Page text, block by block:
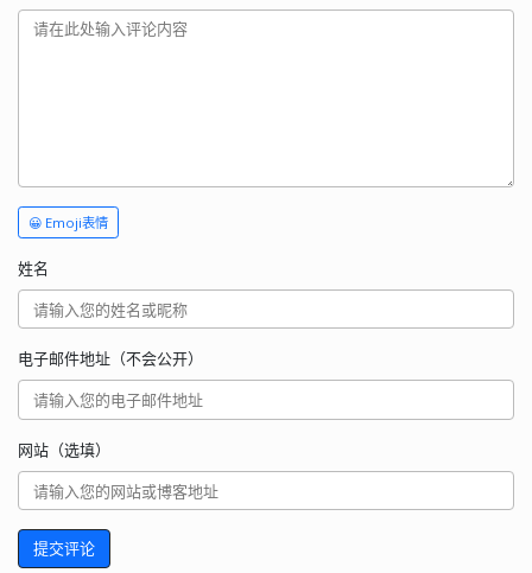
😀 Emoji表情
姓名
电子邮件地址（不会公开）
网站（选填）
提交评论